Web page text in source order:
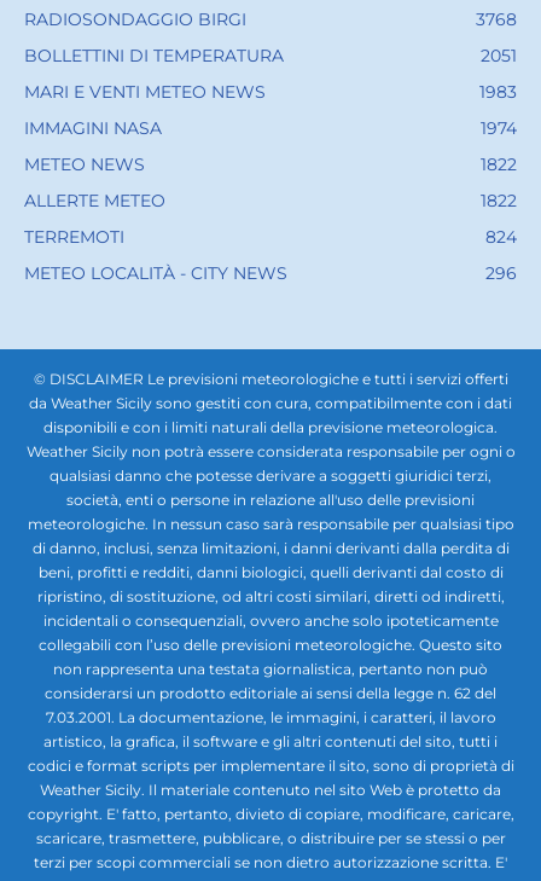
RADIOSONDAGGIO BIRGI
3768
BOLLETTINI DI TEMPERATURA
2051
MARI E VENTI METEO NEWS
1983
IMMAGINI NASA
1974
METEO NEWS
1822
ALLERTE METEO
1822
TERREMOTI
824
METEO LOCALITÀ - CITY NEWS
296
© DISCLAIMER Le previsioni meteorologiche e tutti i servizi offerti
da Weather Sicily sono gestiti con cura, compatibilmente con i dati
disponibili e con i limiti naturali della previsione meteorologica.
Weather Sicily non potrà essere considerata responsabile per ogni o
qualsiasi danno che potesse derivare a soggetti giuridici terzi,
società, enti o persone in relazione all'uso delle previsioni
meteorologiche. In nessun caso sarà responsabile per qualsiasi tipo
di danno, inclusi, senza limitazioni, i danni derivanti dalla perdita di
beni, profitti e redditi, danni biologici, quelli derivanti dal costo di
ripristino, di sostituzione, od altri costi similari, diretti od indiretti,
incidentali o consequenziali, ovvero anche solo ipoteticamente
collegabili con l’uso delle previsioni meteorologiche. Questo sito
non rappresenta una testata giornalistica, pertanto non può
considerarsi un prodotto editoriale ai sensi della legge n. 62 del
7.03.2001. La documentazione, le immagini, i caratteri, il lavoro
artistico, la grafica, il software e gli altri contenuti del sito, tutti i
codici e format scripts per implementare il sito, sono di proprietà di
Weather Sicily. Il materiale contenuto nel sito Web è protetto da
copyright. E' fatto, pertanto, divieto di copiare, modificare, caricare,
scaricare, trasmettere, pubblicare, o distribuire per se stessi o per
terzi per scopi commerciali se non dietro autorizzazione scritta. E'